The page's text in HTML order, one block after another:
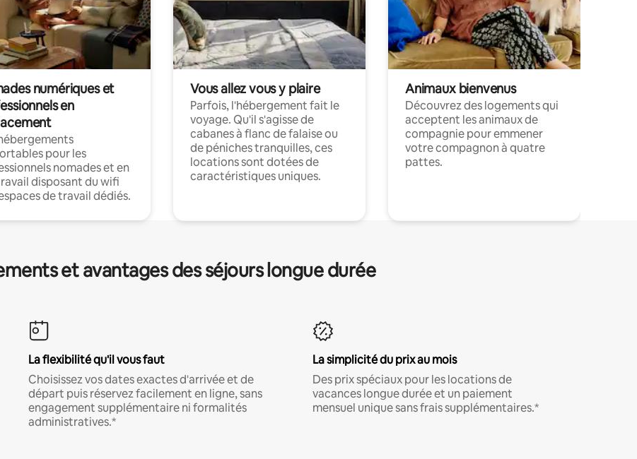
numériques et
en
pour les
nomades et en
disposant du wifi
de travail dédiés.
Vous allez vous y plaire
Parfois, l'hébergement fait le
voyage. Qu'il s'agisse de
cabanes à flanc de falaise ou
de péniches tranquilles, ces
locations sont dotées de
caractéristiques uniques.
Animaux bienvenus
Découvrez des logements qui
acceptent les animaux de
compagnie pour emmener
votre compagnon à quatre
pattes.
et avantages des séjours longue durée
La flexibilité qu'il vous faut
Choisissez vos dates exactes d'arrivée et de
départ puis réservez facilement en ligne, sans
engagement supplémentaire ni formalités
administratives.*
La simplicité du prix au mois
Des prix spéciaux pour les locations de
vacances longue durée et un paiement
mensuel unique sans frais supplémentaires.*